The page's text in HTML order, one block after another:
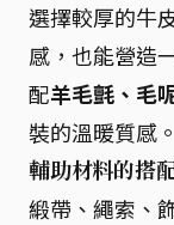
選擇較厚的牛
感，也能營造
配羊毛氈、毛
裝的溫暖質感。
輔助材料的搭
緞帶、繩索、